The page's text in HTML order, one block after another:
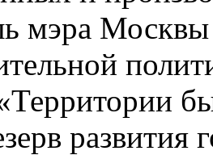
мэра
развития